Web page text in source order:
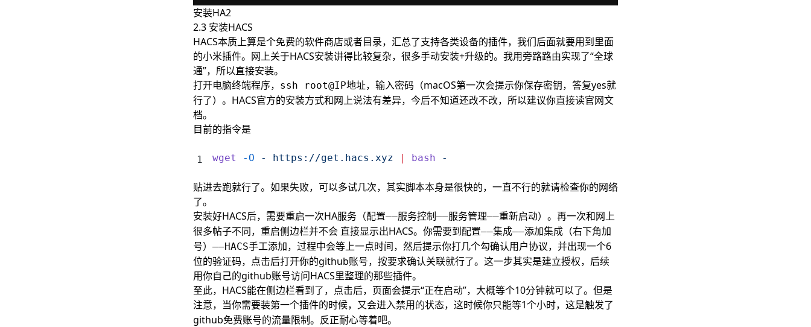
安装HA2
2.3 安装HACS
HACS本质上算是个免费的软件商店或者目录，汇总了支持各类设备的插件，我们后面就要用到里面
的小米插件。网上关于HACS安装讲得比较复杂，很多手动安装+升级的。我用旁路路由实现了“全球
通”，所以直接安装。
打开电脑终端程序， ssh root@IP地址，输入密码（macOS第一次会提示你保存密钥，答复yes就
行了）。HACS官方的安装方式和网上说法有差异，今后不知道还改不改，所以建议你直接读官网文
档。
目前的指令是
wget -O - https://get.hacs.xyz | bash -
贴进去跑就行了。如果失败，可以多试几次，其实脚本本身是很快的，一直不行的就请检查你的网络
了。
安装好HACS后，需要重启一次HA服务（配置——服务控制——服务管理——重新启动）。再一次和网上
很多帖子不同，重启侧边栏并不会 直接显示出HACS。你需要到配置——集成——添加集成（右下角加
号）——HACS手工添加，过程中会等上一点时间，然后提示你打几个勾确认用户协议，并出现一个6
位的验证码，点击后打开你的github账号，按要求确认关联就行了。这一步其实是建立授权，后续
用你自己的github账号访问HACS里整理的那些插件。
至此，HACS能在侧边栏看到了，点击后，页面会提示“正在启动”，大概等个10分钟就可以了。但是
注意，当你需要装第一个插件的时候，又会进入禁用 的状态，这时候你只能等1个小时，这是触发了
github免费账号的流量限制。反正耐心等着吧。